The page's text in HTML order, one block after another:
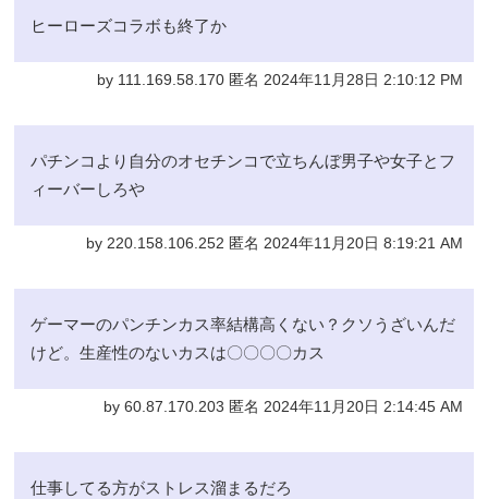
ヒーローズコラボも終了か
by 111.169.58.170 匿名 2024年11月28日 2:10:12 PM
パチンコより自分のオセチンコで立ちんぼ男子や女子とフ
ィーバーしろや
by 220.158.106.252 匿名 2024年11月20日 8:19:21 AM
ゲーマーのパンチンカス率結構高くない？クソうざいんだ
けど。生産性のないカスは〇〇〇〇カス
by 60.87.170.203 匿名 2024年11月20日 2:14:45 AM
仕事してる方がストレス溜まるだろ